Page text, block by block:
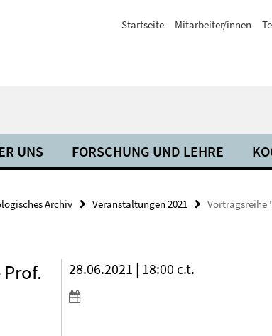
Startseite Mitarbeiter/innen
UNS FORSCHUNG UND LEHRE
Archiv Veranstaltungen 2021
Vortragsreihe
28.06.2021 | 18:00 c.t.